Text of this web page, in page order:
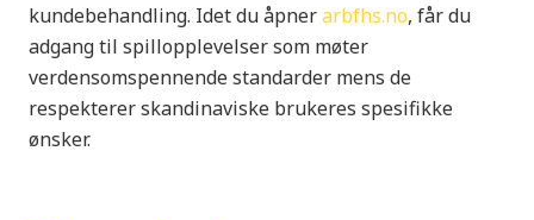
kundebehandling. Idet du åpnerarbfhs.no, får du
adgang til spillopplevelser som møter
verdensomspennende standarder mens de
respekterer skandinaviske brukeres spesifikke
ønsker.